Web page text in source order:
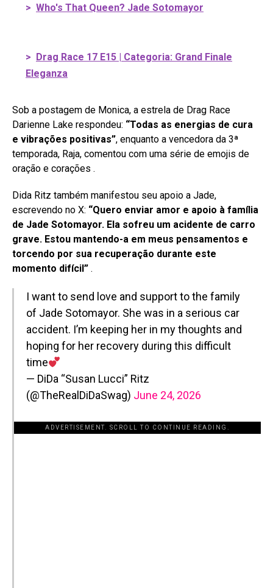
> Who's That Queen? Jade Sotomayor
> Drag Race 17 E15 | Categoria: Grand Finale
Eleganza
Sob a postagem de Monica, a estrela de Drag Race
Darienne Lake respondeu: “Todas as energias de cura
e vibrações positivas”, enquanto a vencedora da 3ª
temporada, Raja, comentou com uma série de emojis de
oração e corações .
Dida Ritz também manifestou seu apoio a Jade,
escrevendo no X: “Quero enviar amor e apoio à família
de Jade Sotomayor. Ela sofreu um acidente de carro
grave. Estou mantendo-a em meus pensamentos e
torcendo por sua recuperação durante este
momento difícil” .
I want to send love and support to the family
of Jade Sotomayor. She was in a serious car
accident. I’m keeping her in my thoughts and
hoping for her recovery during this difficult
time
— DiDa “Susan Lucci” Ritz
(@TheRealDiDaSwag) June 24, 2026
ADVERTISEMENT. SCROLL TO CONTINUE READING.